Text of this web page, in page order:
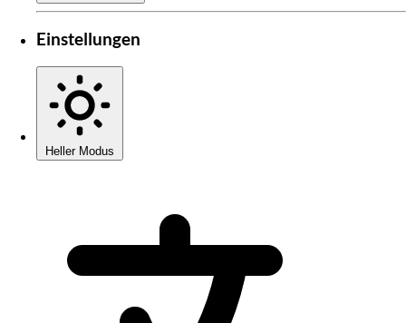
Einstellungen
Heller Modus